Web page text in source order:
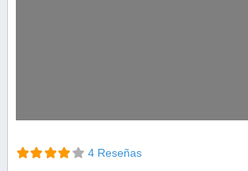
4 Reseñas